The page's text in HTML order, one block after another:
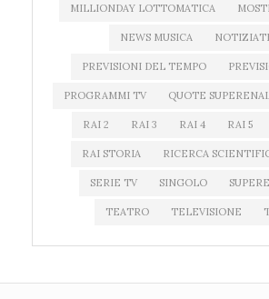
MILLIONDAY LOTTOMATICA
NEWS MUSICA
PREVISIONI DEL TEMPO
PROGRAMMI TV QUOTE
RAI 2 RAI 3 RAI 4 RAI 5
RAI STORIA RICERCA
SERIE TV SINGOLO
TEATRO TELEVISIONE